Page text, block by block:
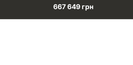
667 649 грн